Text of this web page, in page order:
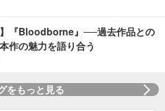
】『Bloodborne』──過去作品との
作の魅力を語り合う
をもっと見る